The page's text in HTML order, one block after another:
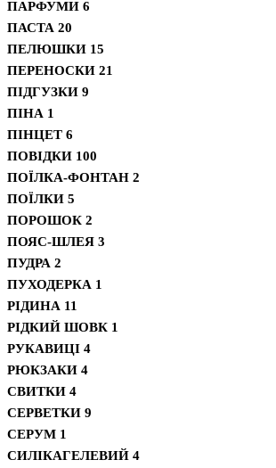
ПАРФУМИ 6
ПАСТА 20
ПЕЛЮШКИ 15
ПЕРЕНОСКИ 21
ПІДГУЗКИ 9
ПІНА 1
ПІНЦЕТ 6
ПОВІДКИ 100
ПОЇЛКА-ФОНТАН 2
ПОЇЛКИ 5
ПОРОШОК 2
ПОЯС-ШЛЕЯ 3
ПУДРА 2
ПУХОДЕРКА 1
РІДИНА 11
РІДКИЙ ШОВК 1
РУКАВИЦІ 4
РЮКЗАКИ 4
СВИТКИ 4
СЕРВЕТКИ 9
СЕРУМ 1
СИЛІКАГЕЛЕВИЙ 4